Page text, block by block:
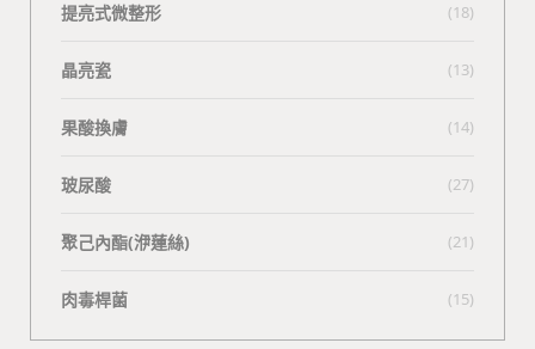
提亮式微整形 (18)
晶亮瓷 (13)
果酸換膚 (14)
玻尿酸 (27)
聚己內酯(洢蓮絲) (21)
肉毒桿菌 (15)